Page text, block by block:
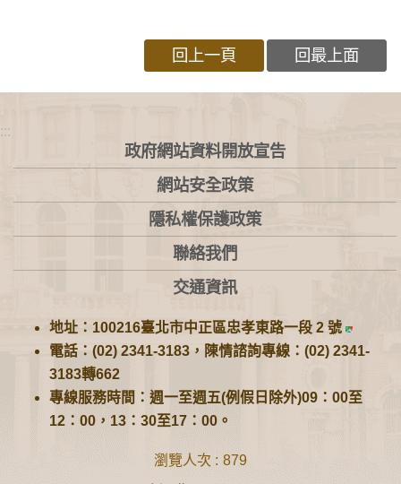
回上一頁 回最上面
:::
政府網站資料開放宣告
網站安全政策
隱私權保護政策
聯絡我們
交通資訊
地址：100216臺北市中正區忠孝東路一段 2 號
電話：(02) 2341-3183，陳情諮詢專線：(02) 2341-
3183轉662
專線服務時間：週一至週五(例假日除外)09：00至
12：00，13：30至17：00。
瀏覽人次
879